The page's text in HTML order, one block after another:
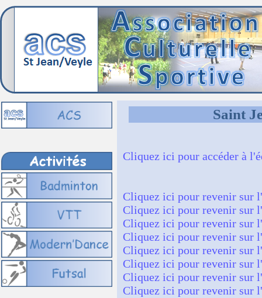
Saint
Cliquez ici pour accéder à
Cliquez ici pour revenir sur
Cliquez ici pour revenir sur
Cliquez ici pour revenir sur
Cliquez ici pour revenir sur
Cliquez ici pour revenir sur
Cliquez ici pour revenir sur
Cliquez ici pour revenir sur
Cliquez ici pour revenir sur